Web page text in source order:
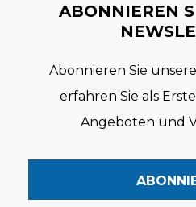
ABONNIEREN
Abonnieren Sie
erfahren Sie als
Angeboten und